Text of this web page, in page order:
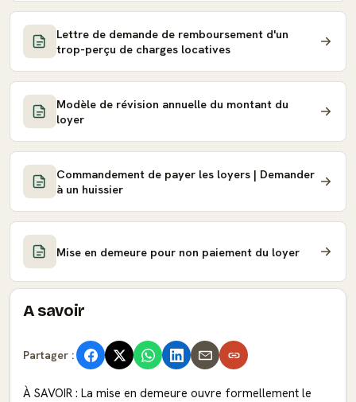
Lettre de demande de remboursement d'un
trop-perçu de charges locatives
Modèle de révision annuelle du montant du
loyer
Commandement de payer les loyers | Demander
à un huissier
Mise en demeure pour non paiement du loyer
A savoir
Partager :
À SAVOIR : La mise en demeure ouvre formellement le